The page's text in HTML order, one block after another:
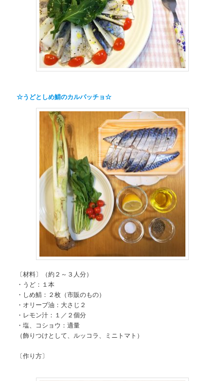
☆うどとしめ鯖のカルパッチョ☆
〔材料〕（約２～３人分）
・うど：１本
・しめ鯖：２枚（市販のもの）
・オリーブ油：大さじ２
・レモン汁：１／２個分
・塩、コショウ：適量
（飾りつけとして、ルッコラ、ミニトマト）
〔作り方〕